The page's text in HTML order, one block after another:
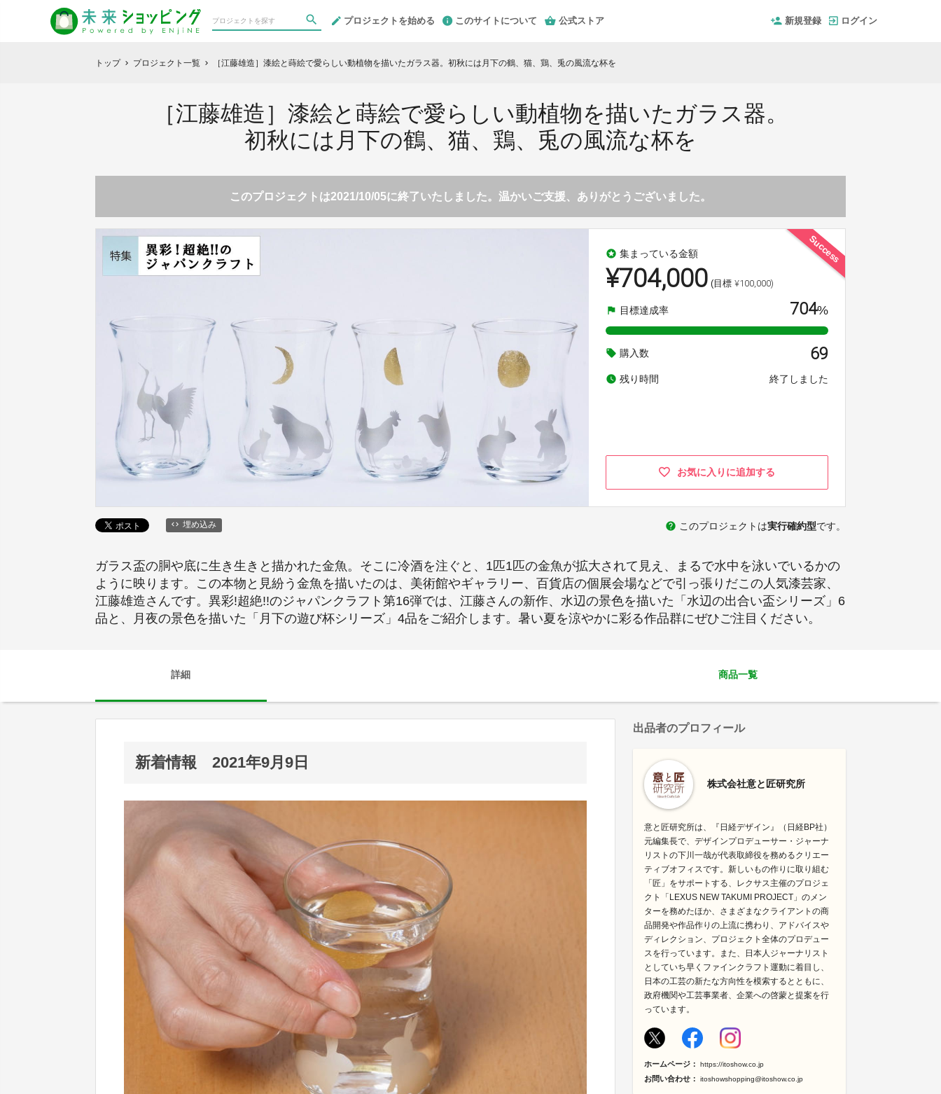
プロジェクトを始める このサイトについて 公式ストア 新規登録 ログイン
トップ chevron_right プロジェクト一覧 chevron_right ［江藤雄造］漆絵と蒔絵で愛らしい動植物を描いたガラス器。初秋には月下の鶴、猫、鶏、兎の風流な杯を
［江藤雄造］漆絵と蒔絵で愛らしい動植物を描いたガラス器。
初秋には月下の鶴、猫、鶏、兎の風流な杯を
このプロジェクトは2021/10/05に終了いたしました。温かいご支援、ありがとうございました。
Success
stars 集まっている金額
¥704,000 (目標 ¥100,000)
flag 目標達成率 704%
local_offer 購入数 69
watch_later 残り時間 終了しました
お気に入りに追加する
埋め込み help このプロジェクトは実行確約型です。
ガラス盃の胴や底に生き生きと描かれた金魚。そこに冷酒を注ぐと、1匹1匹の金魚が拡大されて見え、まるで水中を泳いでいるかの
ように映ります。この本物と見紛う金魚を描いたのは、美術館やギャラリー、百貨店の個展会場などで引っ張りだこの人気漆芸家、
江藤雄造さんです。異彩!超絶!!のジャパンクラフト第16弾では、江藤さんの新作、水辺の景色を描いた「水辺の出合い盃シリーズ」6
品と、月夜の景色を描いた「月下の遊び杯シリーズ」4品をご紹介します。暑い夏を涼やかに彩る作品群にぜひご注目ください。
詳細 商品一覧
新着情報 2021年9月9日
出品者のプロフィール
株式会社意と匠研究所
意と匠研究所は、『日経デザイン』（日経BP社）
元編集長で、デザインプロデューサー・ジャーナ
リストの下川一哉が代表取締役を務めるクリエー
ティブオフィスです。新しいもの作りに取り組む
「匠」をサポートする、レクサス主催のプロジェ
クト「LEXUS NEW TAKUMI PROJECT」のメン
ターを務めたほか、さまざまなクライアントの商
品開発や作品作りの上流に携わり、アドバイスや
ディレクション、プロジェクト全体のプロデュー
スを行っています。また、日本人ジャーナリスト
としていち早くファインクラフト運動に着目し、
日本の工芸の新たな方向性を模索するとともに、
政府機関や工芸事業者、企業への啓蒙と提案を行
っています。
ホームページ： https://itoshow.co.jp
お問い合わせ： itoshowshopping@itoshow.co.jp